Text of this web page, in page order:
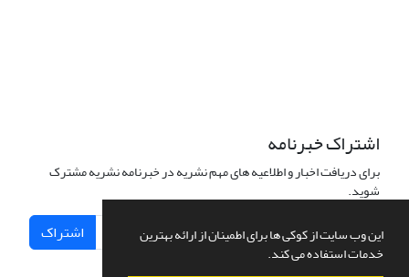
این وب سایت از کوکی ها برای اطمینان از ارائه بهترین
خدمات استفاده می کند.
اشتراک خبرنامه
برای دریافت اخبار و اطلاعیه های مهم نشریه در خبرنامه نشریه مشترک
شوید.
اشتراک